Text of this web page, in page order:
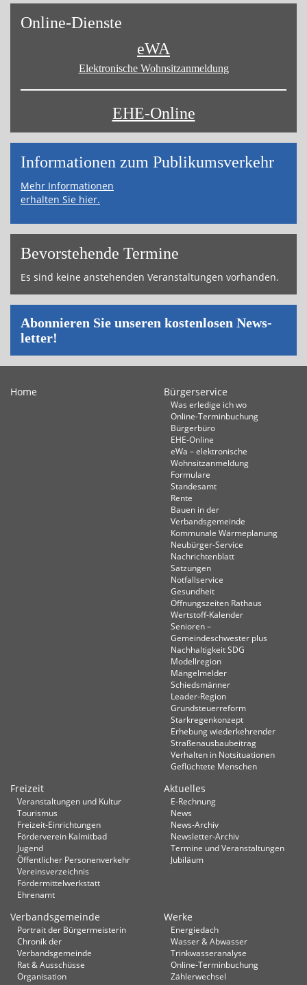
On­line-Diens­te
eWA
Elektronische Wohnsitz­anmeldung
EHE-Online
Informa­tionen zum Publikums­­verkehr
Mehr Informationen
erhalten Sie hier.
Bevor­ste­hende Ter­mi­ne
Es sind keine an­ste­hen­den Ver­an­stal­tun­gen vor­han­den.
Abon­nie­ren Sie un­se­ren kos­ten­lo­sen News­
let­ter!
Home Bürgerservice
Was erledige ich wo
Online-Terminbuchung
Bürgerbüro
EHE-Online
eWa – elektronische
Wohnsitzanmeldung
Formulare
Standesamt
Rente
Bauen in der
Verbandsgemeinde
Kommunale Wärmeplanung
Neubürger-Service
Nachrichtenblatt
Satzungen
Notfallservice
Gesundheit
Öffnungszeiten Rathaus
Wertstoff-Kalender
Senioren –
Gemeindeschwester plus
Nachhaltigkeit SDG
Modellregion
Mängelmelder
Schiedsmänner
Leader-Region
Grundsteuerreform
Starkregenkonzept
Erhebung wiederkehrender
Straßenausbaubeitrag
Verhalten in Not­situationen
Geflüchtete Menschen
Freizeit
Veranstaltungen und Kultur
Tourismus
Freizeit-Einrichtungen
Förderverein Kalmitbad
Jugend
Öffentlicher Personenverkehr
Vereinsverzeichnis
Fördermittelwerkstatt
Ehrenamt
Aktuelles
E-Rechnung
News
News-Archiv
Newsletter-Archiv
Termine und Veranstaltungen
Jubiläum
Verbandsgemeinde
Portrait der Bürgermeisterin
Chronik der
Verbandsgemeinde
Rat & Ausschüsse
Organisation
Werke
Energiedach
Wasser & Abwasser
Trinkwasseranalyse
Online-Terminbuchung
Zählerwechsel